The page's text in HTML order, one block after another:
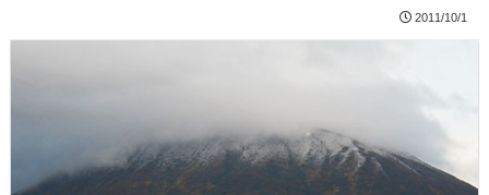
2011/10/1